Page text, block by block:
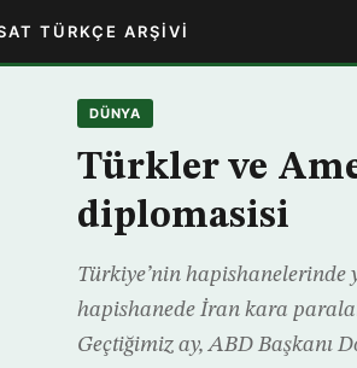
TÜRKÇE ARŞIVI
DÜNYA
Türkler ve
diplomasisi
Türkiye’nin hapishanelerinde
hapishanede İran kara
Geçtiğimiz ay, ABD Başkanı